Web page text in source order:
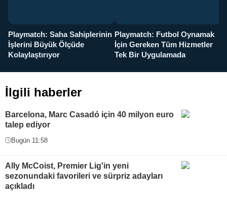
Playmatch: Saha Sahiplerinin
İşlerini Büyük Ölçüde
Kolaylaştırıyor
Playmatch: Futbol Oynamak
İçin Gereken Tüm Hizmetler
Tek Bir Uygulamada
İlgili haberler
Barcelona, Marc Casadó için 40 milyon euro
talep ediyor
Bugün 11:58
Ally McCoist, Premier Lig'in yeni
sezonundaki favorileri ve sürpriz adayları
açıkladı